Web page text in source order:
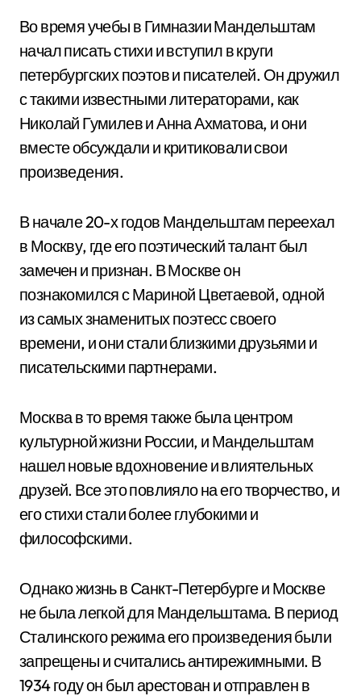
Во время учебы в Гимназии Мандельштам
начал писать стихи и вступил в круги
петербургских поэтов и писателей. Он дружил
с такими известными литераторами, как
Николай Гумилев и Анна Ахматова, и они
вместе обсуждали и критиковали свои
произведения.
В начале 20-х годов Мандельштам переехал
в Москву, где его поэтический талант был
замечен и признан. В Москве он
познакомился с Мариной Цветаевой, одной
из самых знаменитых поэтесс своего
времени, и они стали близкими друзьями и
писательскими партнерами.
Москва в то время также была центром
культурной жизни России, и Мандельштам
нашел новые вдохновение и влиятельных
друзей. Все это повлияло на его творчество, и
его стихи стали более глубокими и
философскими.
Однако жизнь в Санкт-Петербурге и Москве
не была легкой для Мандельштама. В период
Сталинского режима его произведения были
запрещены и считались антирежимными. В
1934 году он был арестован и отправлен в